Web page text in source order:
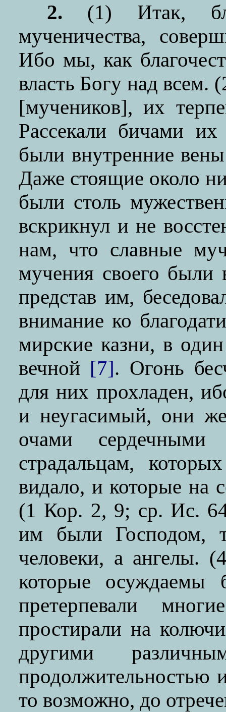
2.
(1) Итак,
мученичества,
Ибо мы, как
власть Богу над всем.
[мучеников], их
Рассекали бичами
были внутренние
Даже стоящие около
были столь
вскрикнул и не
нам, что славные
мучения своего были
представ им,
внимание ко
мирские казни, в
вечной [7]. Огонь
для них прохладен,
и неугасимый, они
очами
страдальцам,
видало, и которые на
(1 Кор. 2, 9; ср. Ис.
им были Господом,
человеки, а ангелы.
которые осуждаемы
претерпевали
простирали на
другими
продолжительностью
то возможно, до